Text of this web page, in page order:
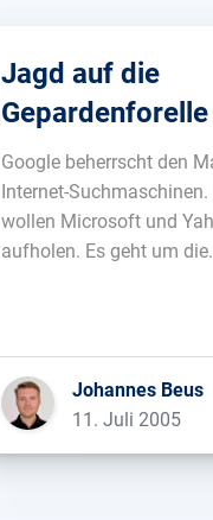
Jagd auf die
Gepardenforelle
Google beherrscht den
Internet-
wollen Microsoft und
aufholen. Es geht um die
Johannes Beus
11. Juli 2005